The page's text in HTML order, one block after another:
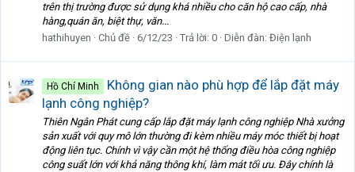
trên thị trường được sử dụng khá nhiều cho căn hộ cao cấp, nhà
hàng,quán ăn, biệt thự, văn...
hathihuyen
Chủ đề 6/12/23 Trả lời: 0 Diễn đàn: Điện lạnh
Hồ Chí Minh
Không gian nào phù hợp để lắp đặt máy
lạnh công nghiệp?
Thiên Ngân Phát cung cấp lắp đặt máy lạnh công nghiệp Nhà xưởng
sản xuất với quy mô lớn thường đi kèm nhiều máy móc thiết bị hoạt
động liên tục. Chính vì vậy cần một hệ thống điều hòa công nghiệp
công suất lớn với khả năng thông khí, làm mát tối ưu. Đây chính là